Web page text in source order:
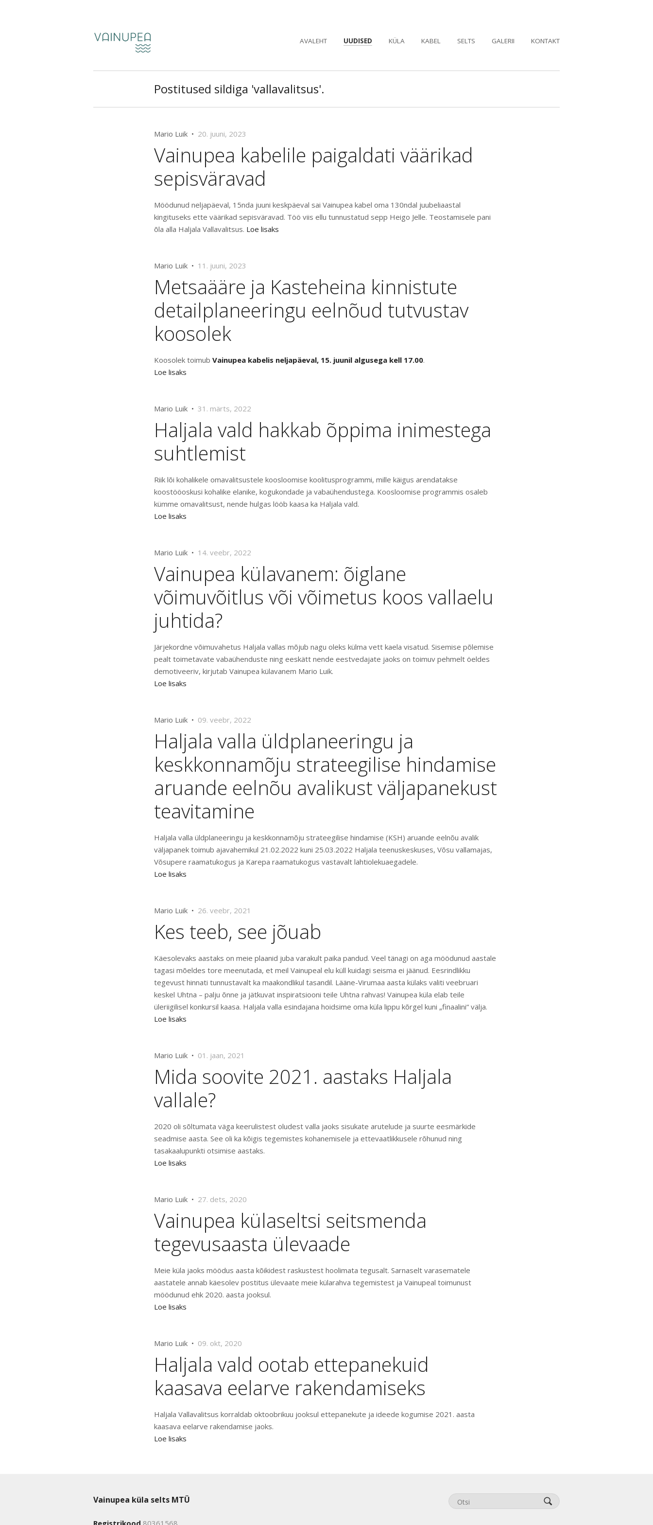
AVALEHT UUDISED KÜLA KABEL SELTS GALERII KONTAKT
Postitused sildiga 'vallavalitsus'.
Mario Luik • 20. juuni, 2023
Vainupea kabelile paigaldati väärikad
sepisväravad
Möödunud neljapäeval, 15nda juuni keskpäeval sai Vainupea kabel oma 130ndal juubeliaastal
kingituseks ette väärikad sepisväravad. Töö viis ellu tunnustatud sepp Heigo Jelle. Teostamisele pani
õla alla Haljala Vallavalitsus. Loe lisaks
Mario Luik • 11. juuni, 2023
Metsaääre ja Kasteheina kinnistute
detailplaneeringu eelnõud tutvustav
koosolek
Koosolek toimub Vainupea kabelis neljapäeval, 15. juunil algusega kell 17.00.
Loe lisaks
Mario Luik • 31. märts, 2022
Haljala vald hakkab õppima inimestega
suhtlemist
Riik lõi kohalikele omavalitsustele koosloomise koolitusprogrammi, mille käigus arendatakse
koostööoskusi kohalike elanike, kogukondade ja vabaühendustega. Koosloomise programmis osaleb
kümme omavalitsust, nende hulgas lööb kaasa ka Haljala vald.
Loe lisaks
Mario Luik • 14. veebr, 2022
Vainupea külavanem: õiglane
võimuvõitlus või võimetus koos vallaelu
juhtida?
Järjekordne võimuvahetus Haljala vallas mõjub nagu oleks külma vett kaela visatud. Sisemise põlemise
pealt toimetavate vabaühenduste ning eeskätt nende eestvedajate jaoks on toimuv pehmelt öeldes
demotiveeriv, kirjutab Vainupea külavanem Mario Luik.
Loe lisaks
Mario Luik • 09. veebr, 2022
Haljala valla üldplaneeringu ja
keskkonnamõju strateegilise hindamise
aruande eelnõu avalikust väljapanekust
teavitamine
Haljala valla üldplaneeringu ja keskkonnamõju strateegilise hindamise (KSH) aruande eelnõu avalik
väljapanek toimub ajavahemikul 21.02.2022 kuni 25.03.2022 Haljala teenuskeskuses, Võsu vallamajas,
Võsupere raamatukogus ja Karepa raamatukogus vastavalt lahtiolekuaegadele.
Loe lisaks
Mario Luik • 26. veebr, 2021
Kes teeb, see jõuab
Käesolevaks aastaks on meie plaanid juba varakult paika pandud. Veel tänagi on aga möödunud aastale
tagasi mõeldes tore meenutada, et meil Vainupeal elu küll kuidagi seisma ei jäänud. Eesrindlikku
tegevust hinnati tunnustavalt ka maakondlikul tasandil. Lääne-Virumaa aasta külaks valiti veebruari
keskel Uhtna – palju õnne ja jätkuvat inspiratsiooni teile Uhtna rahvas! Vainupea küla elab teile
üleriigilisel konkursil kaasa. Haljala valla esindajana hoidsime oma küla lippu kõrgel kuni „finaalini“ välja.
Loe lisaks
Mario Luik • 01. jaan, 2021
Mida soovite 2021. aastaks Haljala
vallale?
2020 oli sõltumata väga keerulistest oludest valla jaoks sisukate arutelude ja suurte eesmärkide
seadmise aasta. See oli ka kõigis tegemistes kohanemisele ja ettevaatlikkusele rõhunud ning
tasakaalupunkti otsimise aastaks.
Loe lisaks
Mario Luik • 27. dets, 2020
Vainupea külaseltsi seitsmenda
tegevusaasta ülevaade
Meie küla jaoks möödus aasta kõikidest raskustest hoolimata tegusalt. Sarnaselt varasematele
aastatele annab käesolev postitus ülevaate meie külarahva tegemistest ja Vainupeal toimunust
möödunud ehk 2020. aasta jooksul.
Loe lisaks
Mario Luik • 09. okt, 2020
Haljala vald ootab ettepanekuid
kaasava eelarve rakendamiseks
Haljala Vallavalitsus korraldab oktoobrikuu jooksul ettepanekute ja ideede kogumise 2021. aasta
kaasava eelarve rakendamise jaoks.
Loe lisaks
Vainupea küla selts MTÜ
Registrikood 80361568